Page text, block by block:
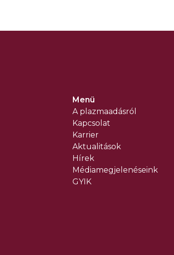
Menü
A plazmaadásról
Kapcsolat
Karrier
Aktualitások
Hírek
Médiamegjelenéseink
GYIK